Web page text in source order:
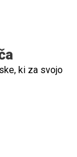
ki za svojo